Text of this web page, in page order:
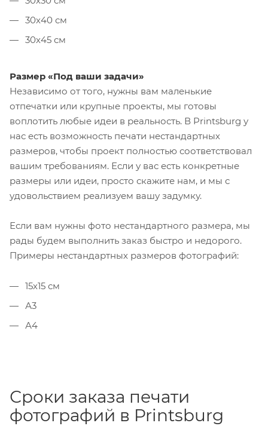
30х40 см
30х45 см
Размер «Под ваши задачи»
Независимо от того, нужны вам маленькие
отпечатки или крупные проекты, мы готовы
воплотить любые идеи в реальность. В Printsburg у
нас есть возможность печати нестандартных
размеров, чтобы проект полностью соответствовал
вашим требованиям. Если у вас есть конкретные
размеры или идеи, просто скажите нам, и мы с
удовольствием реализуем вашу задумку.
Если вам нужны фото нестандартного размера, мы
рады будем выполнить заказ быстро и недорого.
Примеры нестандартных размеров фотографий:
15х15 см
А3
А4
Сроки заказа печати
фотографий в Printsburg